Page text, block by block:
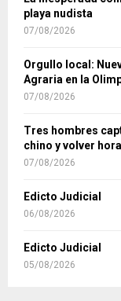
playa nudista
07/08/2026
Orgullo local:
Agraria en la
07/08/2026
Tres hombres
chino y volver
07/08/2026
Edicto Judicial
06/08/2026
Edicto Judicial
05/08/2026